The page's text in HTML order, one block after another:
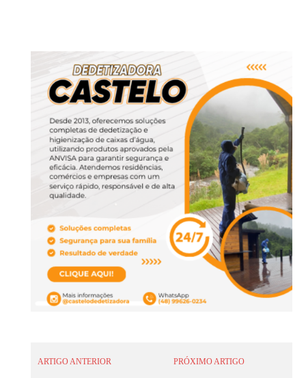
ARTIGO ANTERIOR PRÓXIMO ARTIGO